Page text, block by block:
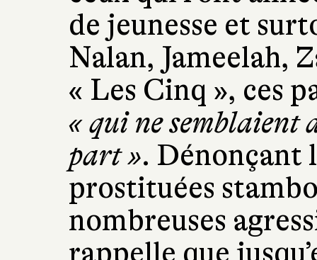
de jeunesse et
Nalan, Jameelah,
« Les Cinq », ces
« qui ne
part ». Dénonçant
prostituées
nombreuses
rappelle que